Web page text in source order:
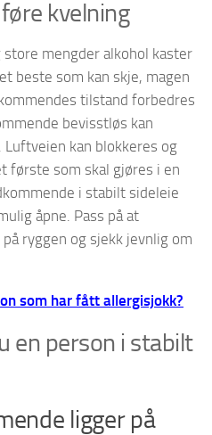
kvelning
mengder alkohol kaster
beste som kan skje, magen
tilstand forbedres
bevisstløs kan
kan blokkeres og
første som skal gjøres i en
i stabilt sideleie
åpne. Pass på at
ryggen og sjekk jevnlig om
som har fått allergisjokk?
en person i stabilt
ligger på